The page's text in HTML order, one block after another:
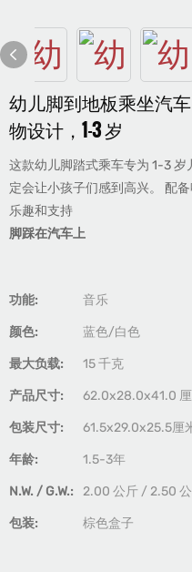
幼儿脚到地板乘坐汽
物设计，1-3 岁
这款幼儿脚踏式乘车专为 1-3
定会让小孩子们感到高兴。 配
乐趣和支持
脚踩在汽车上
功能: 音乐
颜色: 蓝色/白色
最大负载: 15 千克
产品尺寸: 62.0x28.0x41.0
包装尺寸: 61.5x29.0x25.5厘
年龄: 1.5-3年
N.W. / G.W.: 2.00 公斤 / 2.50
包装: 棕色盒子